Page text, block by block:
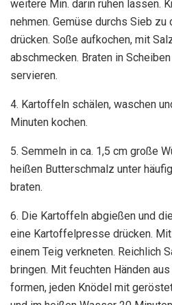
weitere Min. darin ruhen lassen.
nehmen. Gemüse durchs Sieb
drücken. Soße aufkochen, mit
abschmecken. Braten in
servieren.
4. Kartoffeln schälen, waschen
Minuten kochen.
5. Semmeln in ca. 1,5 cm große
heißen Butterschmalz unter
braten.
6. Die Kartoffeln abgießen und
eine Kartoffelpresse drücken.
einem Teig verkneten. Reichlich
bringen. Mit feuchten Händen
formen, jeden Knödel mit